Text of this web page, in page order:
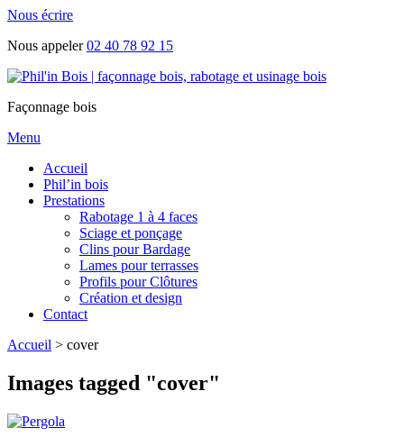
Nous écrire
Nous appeler02 40 78 92 15
Façonnage bois
Menu
Accueil
Phil’in bois
Prestations
Rabotage 1 à 4 faces
Sciage et ponçage
Clins pour Bardage
Lames pour terrasses
Profils pour Clôtures
Création et design
Contact
Accueil > cover
Images tagged "cover"